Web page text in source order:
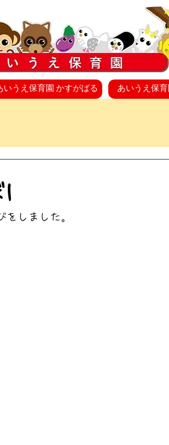
いうえ保育園 かすがばる あいうえ保
しました。